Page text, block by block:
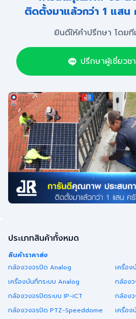
ติดตั้งมาแล้วกว่า 1 แสน
ยินดีให้คำปรึกษา โดย
ปรึกษาผู้เชี่ยว
ประเภทสินค้าทั้งหมด
สินค้าราคาส่ง
กล้องวงจรปิด Analog
เครื่อง
เครื่องบันทึกระบบ Analog
กล้องว
กล้องวงจรปิดระบบ IP-iCT
กล้องว
กล้องวงจรปิด PTZ-Speeddome
เครื่อง